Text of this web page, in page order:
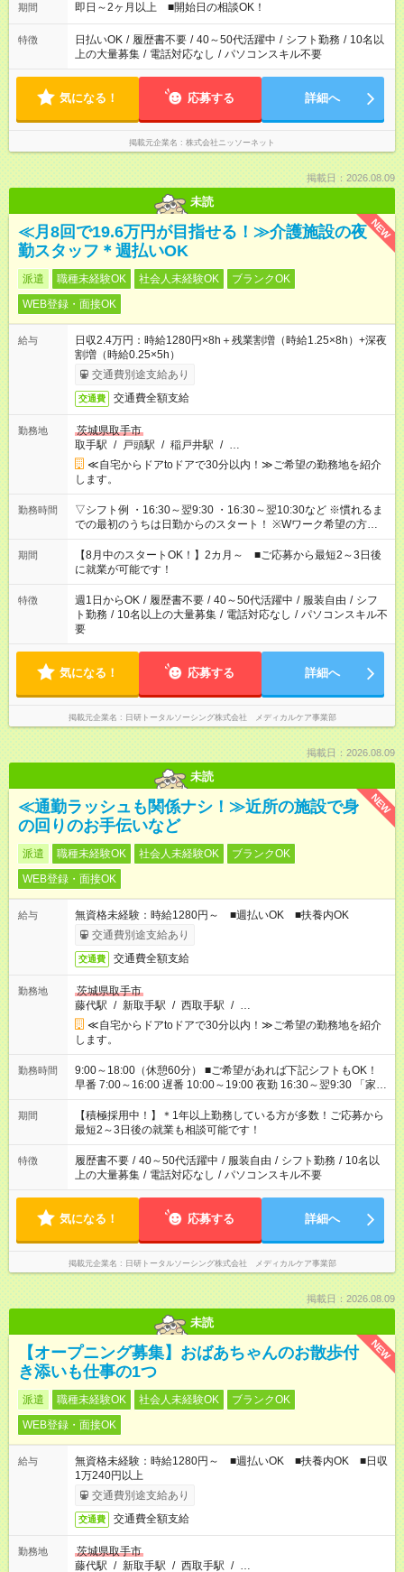
期間 即日～2ヶ月以上 ■開始日の相談OK！
特徴 日払いOK / 履歴書不要 / 40～50代活躍中 / シフト勤務 / 10名以
上の大量募集 / 電話対応なし / パソコンスキル不要
気になる！ 応募する 詳細へ
掲載元企業名 株式会社ニッソーネット
掲載日：2026.08.09
未読
NEW
≪月8回で19.6万円が目指せる！≫介護施設の夜
勤スタッフ＊週払いOK
派遣 職種未経験OK 社会人未経験OK
ブランクOK
WEB登録・面接OK
給与
日収2.4万円：時給1280円×8h＋残業割増（時給1.25×8h）+深夜
割増（時給0.25×5h）
交通費別途支給あり
交通費 交通費全額支給
勤務地
茨城県取手市
取手駅 / 戸頭駅 / 稲戸井駅 / …
≪自宅からドアtoドアで30分以内！≫ご希望の勤務地を紹介
します。
勤務時間
▽シフト例 ・16:30～翌9:30 ・16:30～翌10:30など ※慣れるま
での最初のうちは日勤からのスタート！ ※Wワーク希望の方へ
複数就業の場合は、合計40時間以内。
期間
【8月中のスタートOK！】2カ月～ ■ご応募から最短2～3日後
に就業が可能です！
特徴 週1日からOK / 履歴書不要 / 40～50代活躍中 / 服装自由 / シフ
ト勤務 / 10名以上の大量募集 / 電話対応なし / パソコンスキル不
要
気になる！ 応募する 詳細へ
掲載元企業名 日研トータルソーシング株式会社 メディカルケア事業部
掲載日：2026.08.09
未読
NEW
≪通勤ラッシュも関係ナシ！≫近所の施設で身
の回りのお手伝いなど
派遣 職種未経験OK 社会人未経験OK
ブランクOK
WEB登録・面接OK
給与
無資格未経験：時給1280円～ ■週払いOK ■扶養内OK
交通費別途支給あり
交通費 交通費全額支給
勤務地
茨城県取手市
藤代駅 / 新取手駅 / 西取手駅 / …
≪自宅からドアtoドアで30分以内！≫ご希望の勤務地を紹介
します。
勤務時間
9:00～18:00（休憩60分） ■ご希望があれば下記シフトもOK！
早番 7:00～16:00 遅番 10:00～19:00 夜勤 16:30～翌9:30 「家族
と休みを合わせたい」 「余裕を持って夕飯の準備がしたい」
「できれば残業はしたくない」 など、ご希望を教えてください
ね。 ※Wワーク希望の方へ 今ご覧のお仕事で希望する勤務時間
と、もう1つのお仕事の勤務時間が 合計で週40時間を超える場
合は応募できません。
期間
【積極採用中！】＊1年以上勤務している方が多数！ご応募から
最短2～3日後の就業も相談可能です！
特徴 履歴書不要 / 40～50代活躍中 / 服装自由 / シフト勤務 / 10名以
上の大量募集 / 電話対応なし / パソコンスキル不要
気になる！ 応募する 詳細へ
掲載元企業名 日研トータルソーシング株式会社 メディカルケア事業部
掲載日：2026.08.09
未読
NEW
【オープニング募集】おばあちゃんのお散歩付
き添いも仕事の1つ
派遣 職種未経験OK 社会人未経験OK
ブランクOK
WEB登録・面接OK
給与
無資格未経験：時給1280円～ ■週払いOK ■扶養内OK ■日収
1万240円以上
交通費別途支給あり
交通費 交通費全額支給
勤務地
茨城県取手市
藤代駅 / 新取手駅 / 西取手駅 / …